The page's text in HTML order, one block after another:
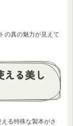
の真の魅力が見えて
える美し
る特殊な製本がさ